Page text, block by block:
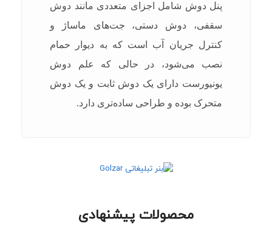
پنل دوش شامل اجزای متعددی مانند دوش
سقفی، دوش دستی، جت‌های ماساژ و
کنترل جریان آب است که به دیوار حمام
نصب می‌شود، در حالی که علم دوش
یونیورست دارای یک دوش ثابت و یک دوش
متحرک بوده و طراحی ساده‌تری دارد.
محصولات پیشنهادی